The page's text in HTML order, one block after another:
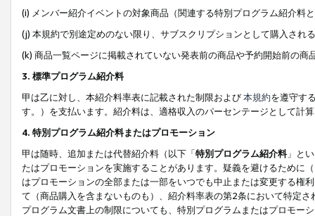
(i) メンバー紹介イベントの対象商品（関連する特別プログラム紹介料
(j) 本規約で別途定めのない限り、サブスクリプションとして購入され
(k) 商品一覧ページに掲載されていない発表前の商品や予約開始前の商
3. 標準プログラム紹介料
甲は乙に対し、本紹介料率表に記載された制限および本規約を遵守す
す。）を支払います。紹介料は、適格収入のパーセンテージとして計
4. 特別プログラム紹介料またはプロモーション
甲は随時、追加または代替紹介料（以下「特別プログラム紹介料」と
たはプロモーションを実施することがあります。疑義を避けるために
はプロモーションの全部または一部をいつでも中止または変更する権
て（商品購入を含まないものも）、紹介料率表の第2条において特定
プログラム文書上の制限についても、特別プログラムまたはプロモー